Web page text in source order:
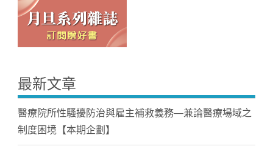
最新文章
醫療院所性騷擾防治與雇主補救義務—兼論醫療場域之
制度困境【本期企劃】